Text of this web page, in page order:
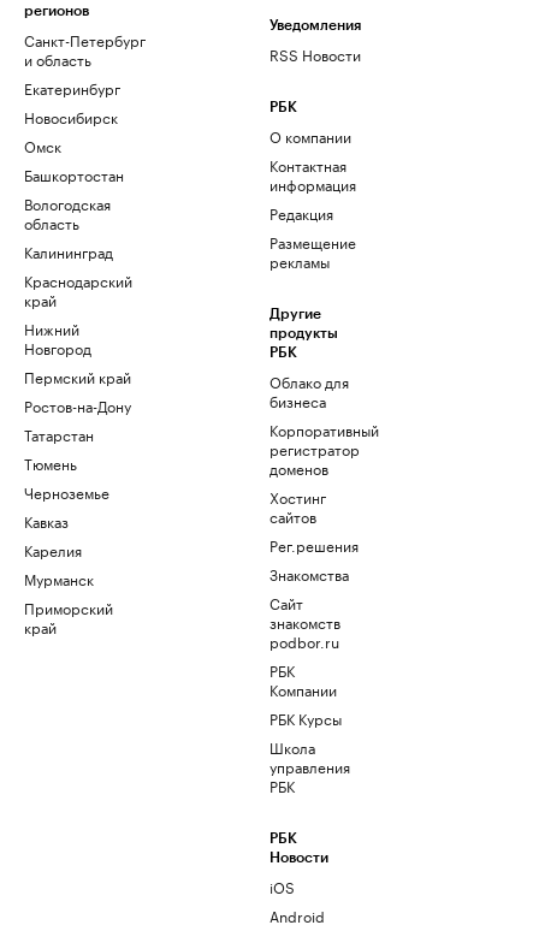
регионов
Санкт-Петербург
и область
Екатеринбург
Новосибирск
Омск
Башкортостан
Вологодская
область
Калининград
Краснодарский
край
Нижний
Новгород
Пермский край
Ростов-на-Дону
Татарстан
Тюмень
Черноземье
Кавказ
Карелия
Мурманск
Приморский
край
Уведомления
RSS Новости
РБК
О компании
Контактная
информация
Редакция
Размещение
рекламы
Другие
продукты
РБК
Облако для
бизнеса
Корпоративный
регистратор
доменов
Хостинг
сайтов
Рег.решения
Знакомства
Сайт
знакомств
podbor.ru
РБК
Компании
РБК Курсы
Школа
управления
РБК
РБК
Новости
iOS
Android